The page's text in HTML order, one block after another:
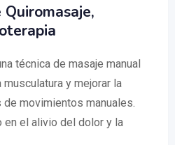
técnica de masaje manual
y mejorar la
movimientos manuales.
en el alivio del dolor y la